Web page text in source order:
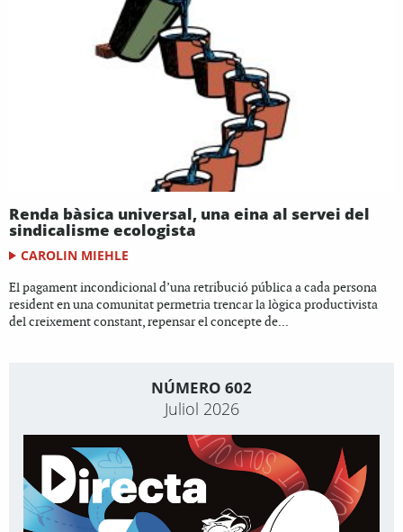
Renda bàsica universal, una eina al servei del
sindicalisme ecologista
CAROLIN MIEHLE
El pagament incondicional d’una retribució pública a cada persona
resident en una comunitat permetria trencar la lògica productivista
del creixement constant, repensar el concepte de...
NÚMERO 602
Juliol 2026